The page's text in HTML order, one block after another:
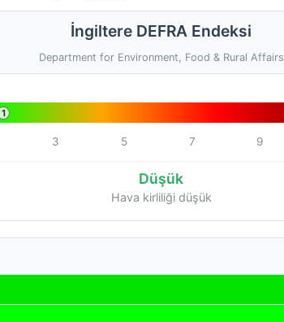
İngiltere DEFRA Endeksi
Department for Environment, Food & Rural Affairs
1
3 5 7 9
Düşük
Hava kirliliği düşük